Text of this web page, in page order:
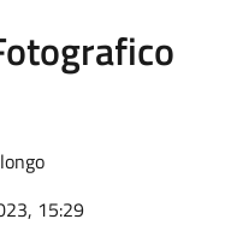
15:29